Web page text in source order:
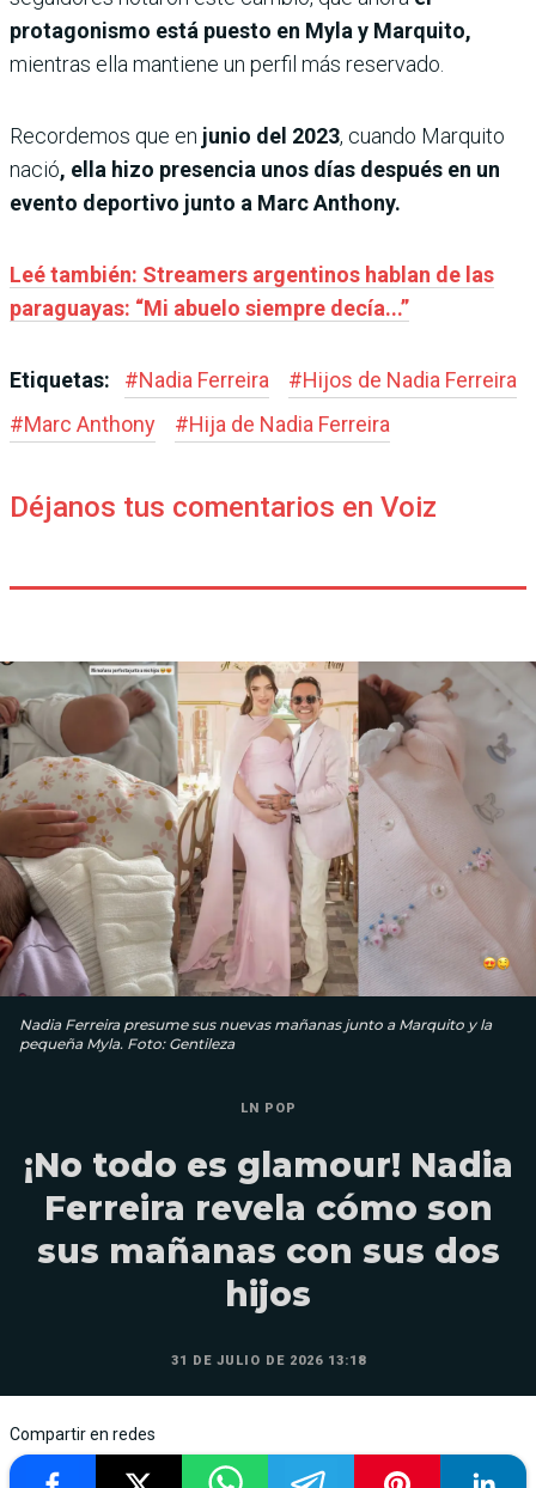
protagonismo está puesto en Myla y Marquito,
mientras ella mantiene un perfil más reservado.
Recordemos que en junio del 2023, cuando Marquito
nació, ella hizo presencia unos días después en un
evento deportivo junto a Marc Anthony.
Leé también: Streamers argentinos hablan de las
paraguayas: “Mi abuelo siempre decía...”
Etiquetas: #Nadia Ferreira #Hijos de Nadia Ferreira
#Marc Anthony #Hija de Nadia Ferreira
Déjanos tus comentarios en Voiz
Nadia Ferreira presume sus nuevas mañanas junto a Marquito y la
pequeña Myla. Foto: Gentileza
LN POP
¡No todo es glamour! Nadia
Ferreira revela cómo son
sus mañanas con sus dos
hijos
31 DE JULIO DE 2026 13:18
Compartir en redes